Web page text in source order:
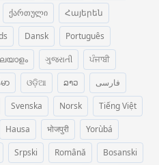
ქართული
Հայերեն
Dansk
Português
ગુજરાતી
ਪੰਜਾਬੀ
မာ ଓଡ଼ିଆ ລາວ
فارسی
Svenska Norsk
Tiếng Việt
Hausa भोजपुरी
Yorùbá
Srpski Română
Bosanski